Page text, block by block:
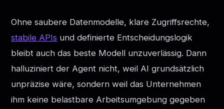
Ohne saubere Datenmodelle, klare Zugriffsrechte,
stabile APIs und definierte Entscheidungslogik
bleibt auch das beste Modell unzuverlässig. Dann
halluziniert der Agent nicht, weil AI grundsätzlich
unpräzise wäre, sondern weil das Unternehmen
ihm keine belastbare Arbeitsumgebung gegeben